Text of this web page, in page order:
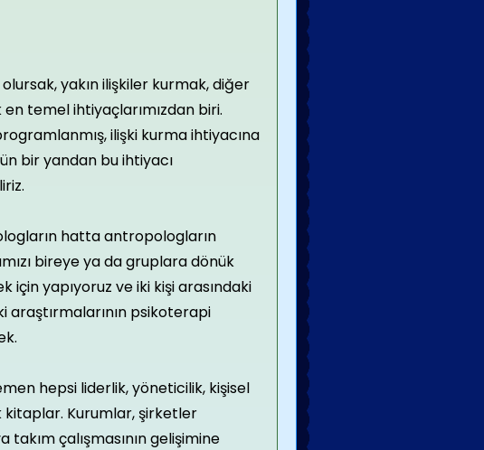
yakın ilişkiler kurmak, diğer
temel ihtiyaçlarımızdan biri.
ilişki kurma ihtiyacına
bir yandan bu ihtiyacı
hatta antropologların
bireye ya da gruplara dönük
yapıyoruz ve iki kişi arasındaki
araştırmalarının psikoterapi
hepsi liderlik, yöneticilik, kişisel
Kurumlar, şirketler
çalışmasının gelişimine